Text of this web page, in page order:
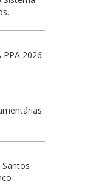
PPA 2026-